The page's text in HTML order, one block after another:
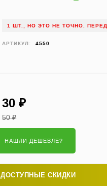
1 ШТ., НО ЭТО НЕ ТОЧНО.
АРТИКУЛ: 4550
30₽
50₽
ДОСТУПНЫЕ СКИДКИ